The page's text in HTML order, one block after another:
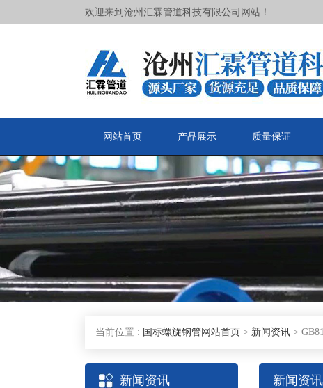
欢迎来到沧州汇霖管道科技有限公司网站！
网站首页 产品展示 质量保证
当前位置 : 国标螺旋钢管网站首页 > 新闻资讯 >
新闻资讯 新闻资讯